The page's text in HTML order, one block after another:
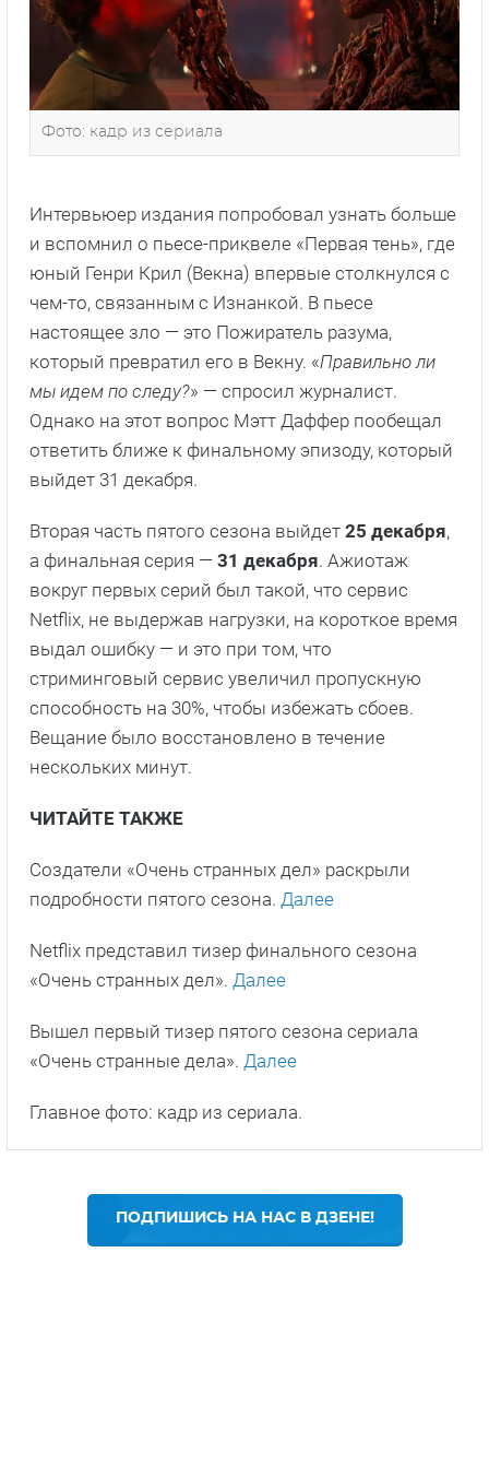
Фото: кадр из сериала
Интервьюер издания попробовал узнать больше
и вспомнил о пьесе-приквеле «Первая тень», где
юный Генри Крил (Векна) впервые столкнулся с
чем-то, связанным с Изнанкой. В пьесе
настоящее зло — это Пожиратель разума,
который превратил его в Векну. «Правильно ли
мы идем по следу?» — спросил журналист.
Однако на этот вопрос Мэтт Даффер пообещал
ответить ближе к финальному эпизоду, который
выйдет 31 декабря.
Вторая часть пятого сезона выйдет 25 декабря,
а финальная серия — 31 декабря. Ажиотаж
вокруг первых серий был такой, что сервис
Netflix, не выдержав нагрузки, на короткое время
выдал ошибку — и это при том, что
стриминговый сервис увеличил пропускную
способность на 30%, чтобы избежать сбоев.
Вещание было восстановлено в течение
нескольких минут.
ЧИТАЙТЕ ТАКЖЕ
Создатели «Очень странных дел» раскрыли
подробности пятого сезона. Далее
Netflix представил тизер финального сезона
«Очень странных дел». Далее
Вышел первый тизер пятого сезона сериала
«Очень странные дела». Далее
Главное фото: кадр из сериала.
ПОДПИШИСЬ НА НАС В ДЗЕНЕ!